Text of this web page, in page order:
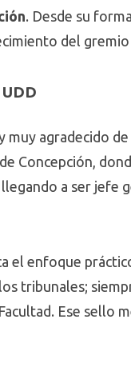
. Desde su
del
agradecido
Concepción,
a ser jefe
el enfoque
tribunales;
Ese sello